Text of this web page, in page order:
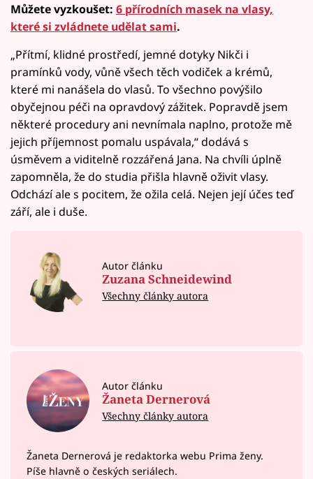
Můžete vyzkoušet: 6 přírodních masek na vlasy,
které si zvládnete udělat sami.
„Přítmí, klidné prostředí, jemné dotyky Nikči i
pramínků vody, vůně všech těch vodiček a krémů,
které mi nanášela do vlasů. To všechno povýšilo
obyčejnou péči na opravdový zážitek. Popravdě jsem
některé procedury ani nevnímala naplno, protože mě
jejich příjemnost pomalu uspávala,“ dodává s
úsměvem a viditelně rozzářená Jana. Na chvíli úplně
zapomněla, že do studia přišla hlavně oživit vlasy.
Odchází ale s pocitem, že ožila celá. Nejen její účes teď
září, ale i duše.
Autor článku
Zuzana Schneidewind
Všechny články autora
Autor článku
Žaneta Dernerová
Všechny články autora
Žaneta Dernerová je redaktorka webu Prima ženy.
Píše hlavně o českých seriálech.